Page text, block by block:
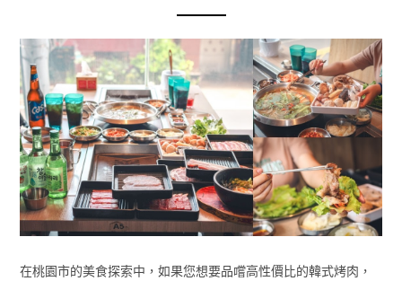
在桃園市的美食探索中，如果您想要品嚐高性價比的韓式烤肉，